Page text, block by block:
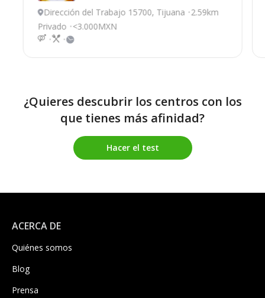
Dirección del Trabajo 15700, Tijuana 2.59km
Privado <3.000MXN
¿Quieres descubrir los centros con los
que tienes más afinidad?
Hacer el test
ACERCA DE
Quiénes somos
Blog
Prensa